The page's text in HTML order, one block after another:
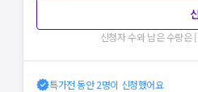
신청자 수와 남은 수량은 [
특가전 동안 2명이 신청했어요